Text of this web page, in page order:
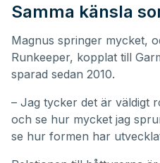
Samma känsla
Magnus springer mycket,
Runkeeper, kopplat till
sparad sedan 2010.
– Jag tycker det är väldigt
och se hur mycket jag
se hur formen har